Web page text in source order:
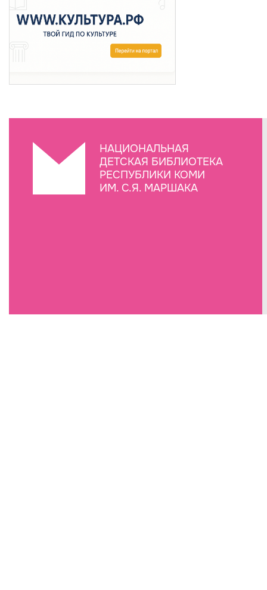
НАЦИОНАЛЬНАЯ
ДЕТСКАЯ БИБЛИОТЕКА
РЕСПУБЛИКИ КОМИ
ИМ. С.Я. МАРШАКА